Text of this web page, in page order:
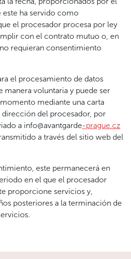
este ha servido como
el procesador procesa por ley
con el contrato mutuo o, en
requieran consentimiento
el procesamiento de datos
manera voluntaria y puede ser
mediante una carta
del procesador, por
a info@avantgarde-prague.cz
a través del sitio web del
este permanecerá en
en el que el procesador
proporcione servicios y,
posteriores a la terminación de